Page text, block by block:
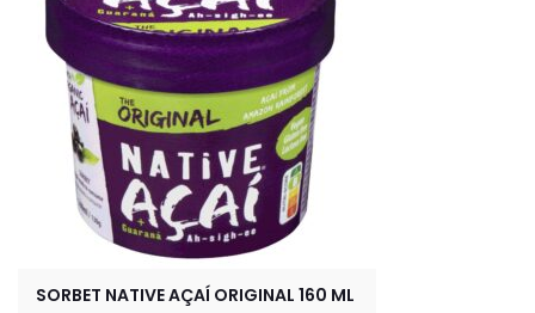
SORBET NATIVE AÇAÍ ORIGINAL 160 ML